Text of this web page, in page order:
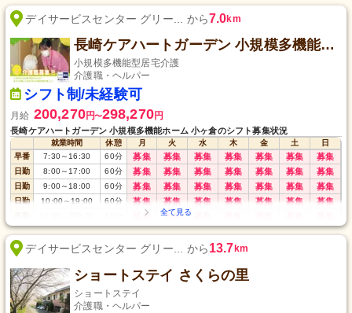
デイサービスセンター グリー... から7.0km
長崎ケアハートガーデン 小規模多機能ホーム 小ヶ倉
小規模多機能型居宅介護
介護職・ヘルパー
シフト制/未経験可
月給 200,270円〜298,270円
長崎ケアハートガーデン 小規模多機能ホーム 小ヶ倉のシフト募集状況
就業時間 休憩 月 火 水 木 金 土
日
早番
7:30～ 16:30 60分 募集 募集 募集 募集 募集 募集 募集
日勤 8:00～ 17:00 60分 募集 募集 募集 募集 募集 募集 募集
日勤 9:00～ 18:00 60分 募集 募集 募集 募集 募集 募集 募集
日勤 10:00 ～ 19:00 60分 募集 募集 募集 募集 募集 募集 募集
募集 募集
デイサービスセンター グリー... から13.7km
ショートステイ さくらの里
ショートステイ
介護職・ヘルパー